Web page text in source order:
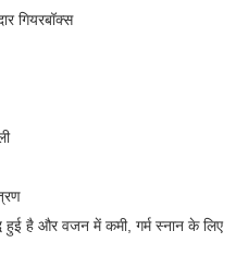
गियरबॉक्स
हुई है और वजन में कमी, गर्म स्नान के लिए